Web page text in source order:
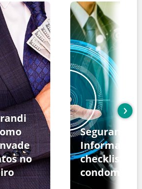
no
Segurança
Informação:
checklist
›